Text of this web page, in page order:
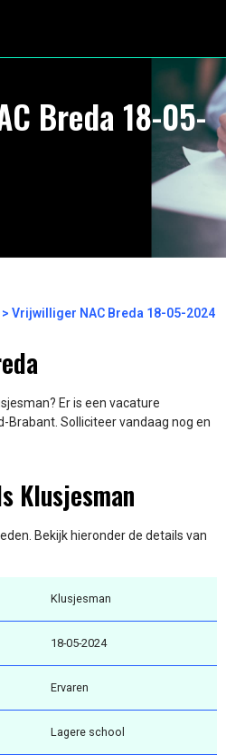
Breda 18-05-
Vrijwilliger NAC Breda 18-05-2024
Er is een vacature
Brabant. Solliciteer vandaag nog en
Klusjesman
Bekijk hieronder de details van
Klusjesman
18-05-2024
Ervaren
Lagere school